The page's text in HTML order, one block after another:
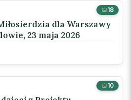
18
dla Warszawy
23 maja 2026
10